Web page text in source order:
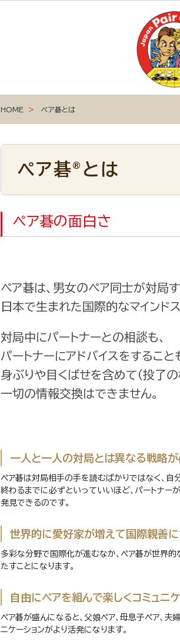
HOME ペア碁とは
ペア碁 ® とは
ペア碁の面白さ
ペア碁は、男女のペア同士が対局
日本で生まれた国際的なマインドス
対局中にパートナーとの相談も、
パートナーにアドバイスをすることも
身ぶりや目くばせを含めて（投了
一切の情報交換はできません。
一人と一人の対局とは異なる戦略
ペア碁は対局相手の手を読むばかりではなく、自
終わるまでに必ずといっていいほど、パートナー
発見できるのです。
世界的に愛好家が増えて国際親善
多彩な分野で国際化が進むなか、ペア碁が世界
たすことになります。
自由にペアを組んで楽しくコミュニ
ペア碁が盛んになると、父娘ペア、母息子ペア、夫
ニケーションがより活発になります。